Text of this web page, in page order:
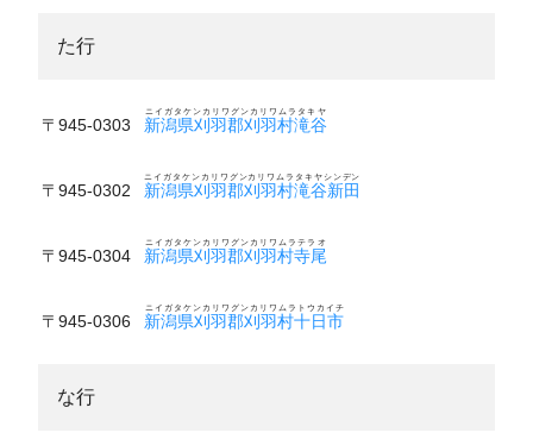
た行
〒945-0303 新潟県刈羽郡刈羽村滝谷
ニイガタケンカリワグンカリワムラタキヤ
〒945-0302 新潟県刈羽郡刈羽村滝谷新田
ニイガタケンカリワグンカリワムラタキヤシンデン
〒945-0304 新潟県刈羽郡刈羽村寺尾
ニイガタケンカリワグンカリワムラテラオ
〒945-0306 新潟県刈羽郡刈羽村十日市
ニイガタケンカリワグンカリワムラトウカイチ
な行